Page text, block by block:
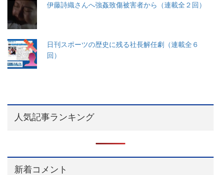
伊藤詩織さんへ強姦致傷被害者から（連載全２回）
日刊スポーツの歴史に残る社長解任劇（連載全６
回）
人気記事ランキング
新着コメント